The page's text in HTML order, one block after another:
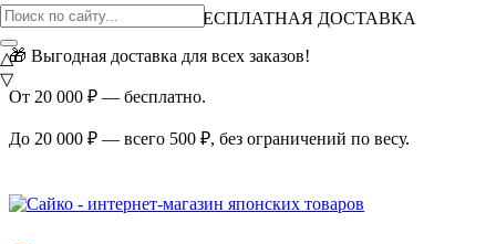
ВНИМАНИЕ АКЦИЯ!
БЕСПЛАТНАЯ ДОСТАВКА
🎁 Выгодная доставка для всех заказов!
От 20 000 ₽ — бесплатно.
До 20 000 ₽ — всего 500 ₽, без ограничений по весу.
△
▽